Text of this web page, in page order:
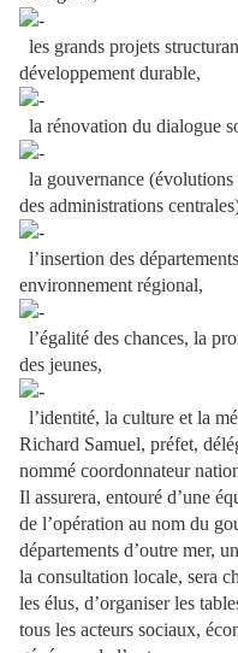
les grands projets
développement durable,
la rénovation du dialogue
la gouvernance
des administrations
l’insertion des
environnement régional,
l’égalité des chances, la
des jeunes,
l’identité, la culture et la
Richard Samuel, préfet,
nommé coordonnateur
Il assurera, entouré d’une
de l’opération au nom du
départements d’outre mer,
la consultation locale, sera
les élus, d’organiser les
tous les acteurs sociaux,